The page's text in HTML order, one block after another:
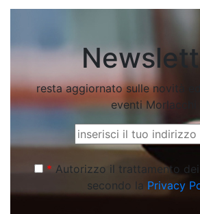
resta aggiornato sulle novità
eventi Morlacchi
* Autorizzo il trattamento
secondo la Privacy